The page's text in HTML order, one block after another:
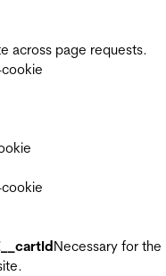
across page requests.
cookie
cookie
Necessary for the